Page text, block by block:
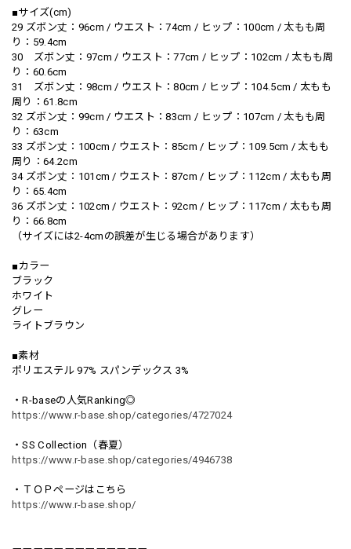
■サイズ(cm)
29 ズボン丈：96cm / ウエスト：74cm / ヒップ：100cm / 太もも周
り：59.4cm
30 ズボン丈：97cm / ウエスト：77cm / ヒップ：102cm / 太もも周
り：60.6cm
31 ズボン丈：98cm / ウエスト：80cm / ヒップ：104.5cm / 太もも
周り：61.8cm
32 ズボン丈：99cm / ウエスト：83cm / ヒップ：107cm / 太もも周
り：63cm
33 ズボン丈：100cm / ウエスト：85cm / ヒップ：109.5cm / 太もも
周り：64.2cm
34 ズボン丈：101cm / ウエスト：87cm / ヒップ：112cm / 太もも周
り：65.4cm
36 ズボン丈：102cm / ウエスト：92cm / ヒップ：117cm / 太もも周
り：66.8cm
（サイズには2-4cmの誤差が生じる場合があります）
■カラー
ブラック
ホワイト
グレー
ライトブラウン
■素材
ポリエステル 97% スパンデックス 3%
・R-baseの人気Ranking◎
https://www.r-base.shop/categories/4727024
・SS Collection（春夏）
https://www.r-base.shop/categories/4946738
・ＴＯＰページはこちら
https://www.r-base.shop/